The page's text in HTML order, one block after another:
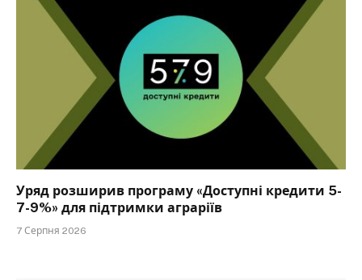
Уряд розширив програму «Доступні кредити 5-
7-9%» для підтримки аграріїв
7 Серпня 2026